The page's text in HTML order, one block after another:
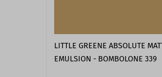
LITTLE GREENE ABSOLUTE
EMULSION - BOMBOLONE 339